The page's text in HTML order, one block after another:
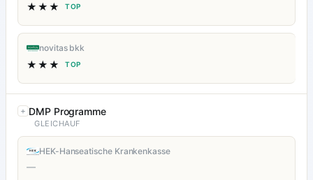
★★★ TOP
novitas bkk
★★★ TOP
DMP Programme
GLEICHAUF
HEK-Hanseatische Krankenkasse
—